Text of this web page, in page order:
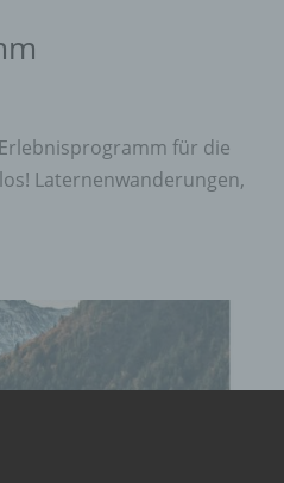
Erlebnisprogramm für die
Laternenwanderungen,